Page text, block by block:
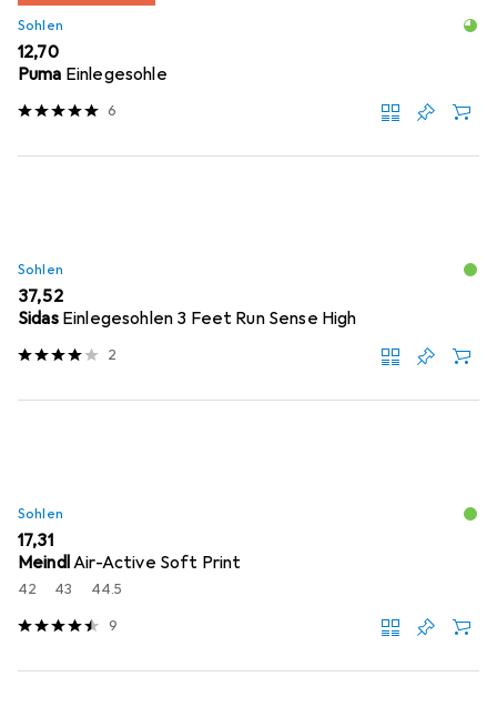
Sohlen
EUR
12,70
Puma Einlegesohle
6
Sohlen
EUR
37,52
Sidas Einlegesohlen 3 Feet Run Sense High
2
Sohlen
EUR
17,31
MeindlAir-Active Soft Print
42 43 44.5
9